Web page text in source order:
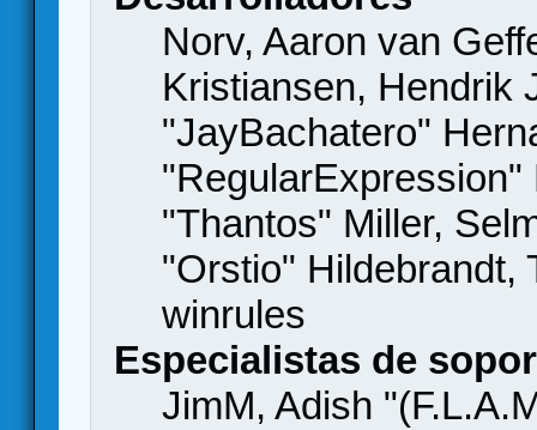
Norv, Aaron van
Kristiansen, Hendrik
"JayBachatero"
"Thantos" Miller,
"Orstio" Hildebrandt,
winrules
Especialistas de
JimM, Adish